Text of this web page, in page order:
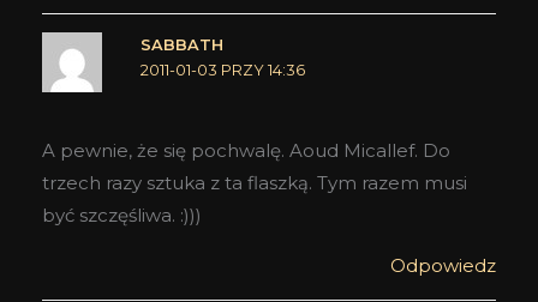
SABBATH
2011-01-03 PRZY 14:36
A pewnie, że się pochwalę. Aoud Micallef. Do
trzech razy sztuka z ta flaszką. Tym razem musi
być szczęśliwa. :)))
Odpowiedz